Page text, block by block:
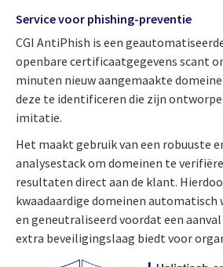
Service voor phishing-preventie
CGI AntiPhish is een
openbare certificaatgegevens scant
minuten nieuw aangemaakte
deze te identificeren die zijn
imitatie.
Het maakt gebruik van een robuuste
analysestack om domeinen te
resultaten direct aan de klant.
kwaadaardige domeinen automatisch
en geneutraliseerd voordat een
extra beveiligingslaag biedt voor